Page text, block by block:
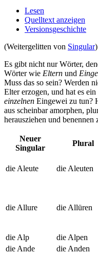
Lesen
Quelltext anzeigen
Versionsgeschichte
(Weitergelitten von Singular)
Es gibt nicht nur Wörter,
Wörter wie Eltern und
Muss das so sein? Werden
Elter erzogen, und hat es
einzelnen Eingewei zu tun?
aus scheinbar amorphen,
herausziehen und benennen
Neuer
Singular
Plural
die Aleute die Aleuten
die Allure die Allüren
die Alp
die Alpen
die Ande
die Anden